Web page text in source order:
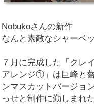
Nobukoさんの新作
なんと素敵なシャーベ
７月に完成した「クレ
アレンジ①」は巨峰と
ンマスカットバージョ
っせと制作に勤しまれ